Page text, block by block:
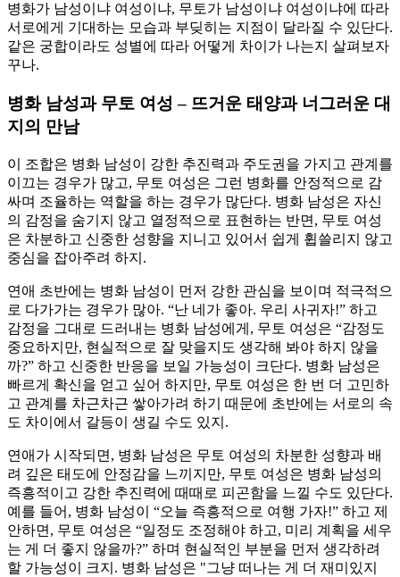
병화가 남성이냐 여성이냐, 무토가 남성이냐 여성이냐에 따라
서로에게 기대하는 모습과 부딪히는 지점이 달라질 수 있단다.
같은 궁합이라도 성별에 따라 어떻게 차이가 나는지 살펴보자
꾸나.
병화 남성과 무토 여성 – 뜨거운 태양과 너그러운 대
지의 만남
이 조합은 병화 남성이 강한 추진력과 주도권을 가지고 관계를
이끄는 경우가 많고, 무토 여성은 그런 병화를 안정적으로 감
싸며 조율하는 역할을 하는 경우가 많단다. 병화 남성은 자신
의 감정을 숨기지 않고 열정적으로 표현하는 반면, 무토 여성
은 차분하고 신중한 성향을 지니고 있어서 쉽게 휩쓸리지 않고
중심을 잡아주려 하지.
연애 초반에는 병화 남성이 먼저 강한 관심을 보이며 적극적으
로 다가가는 경우가 많아. “난 네가 좋아. 우리 사귀자!” 하고
감정을 그대로 드러내는 병화 남성에게, 무토 여성은 “감정도
중요하지만, 현실적으로 잘 맞을지도 생각해 봐야 하지 않을
까?” 하고 신중한 반응을 보일 가능성이 크단다. 병화 남성은
빠르게 확신을 얻고 싶어 하지만, 무토 여성은 한 번 더 고민하
고 관계를 차근차근 쌓아가려 하기 때문에 초반에는 서로의 속
도 차이에서 갈등이 생길 수도 있지.
연애가 시작되면, 병화 남성은 무토 여성의 차분한 성향과 배
려 깊은 태도에 안정감을 느끼지만, 무토 여성은 병화 남성의
즉흥적이고 강한 추진력에 때때로 피곤함을 느낄 수도 있단다.
예를 들어, 병화 남성이 “오늘 즉흥적으로 여행 가자!” 하고 제
안하면, 무토 여성은 “일정도 조정해야 하고, 미리 계획을 세우
는 게 더 좋지 않을까?” 하며 현실적인 부분을 먼저 생각하려
할 가능성이 크지. 병화 남성은 "그냥 떠나는 게 더 재미있지